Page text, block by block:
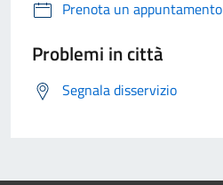
Prenota un appuntamento
Problemi in città
Segnala disservizio